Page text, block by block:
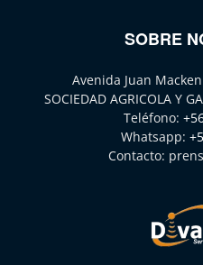
SOBRE
Avenida Juan
SOCIEDAD AGRICOLA Y
Teléfono:
Whatsapp:
Contacto: